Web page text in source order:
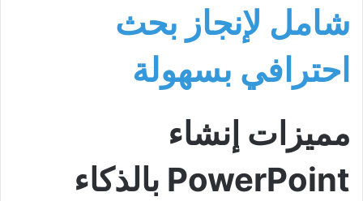
شامل لإنجاز بحث
احترافي بسهولة
مميزات إنشاء
PowerPoint بالذكاء